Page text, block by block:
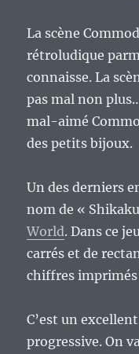
La scène
rétroludique
connaisse. La
pas mal non
mal-aimé
des petits bijoux.
Un des derniers
nom de «
World. Dans ce
carrés et de
chiffres
C’est un
progressive. On